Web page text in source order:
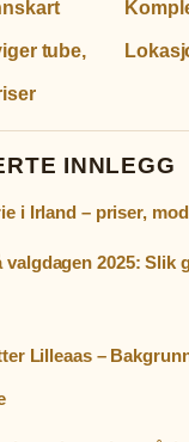
tube,
INNLEGG
i Irland – priser,
valgdagen 2025: Slik
Lilleaas –